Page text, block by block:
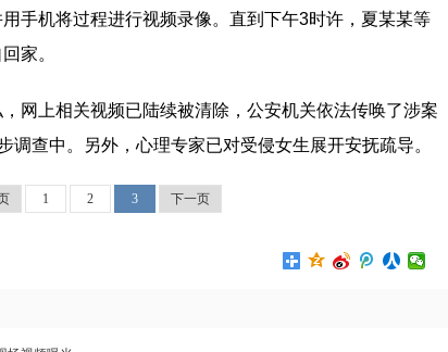
手机将过程进行视频录像。直到下午3时许，夏某某等
家。
网上相关视频已陆续被清除，公安机关依法传唤了涉案
调查中。另外，心理专家已对受侵女生展开安抚疏导。
1 2 3 下一页